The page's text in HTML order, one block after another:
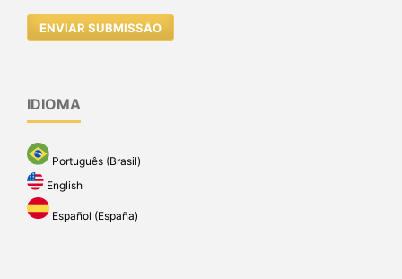
ENVIAR SUBMISSÃO
IDIOMA
Português (Brasil)
English
Español (España)